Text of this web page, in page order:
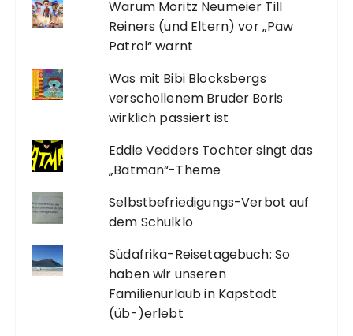
Warum Moritz Neumeier Till
Reiners (und Eltern) vor „Paw
Patrol“ warnt
Was mit Bibi Blocksbergs
verschollenem Bruder Boris
wirklich passiert ist
Eddie Vedders Tochter singt das
„Batman“-Theme
Selbstbefriedigungs-Verbot auf
dem Schulklo
Südafrika-Reisetagebuch: So
haben wir unseren
Familienurlaub in Kapstadt
(üb-)erlebt